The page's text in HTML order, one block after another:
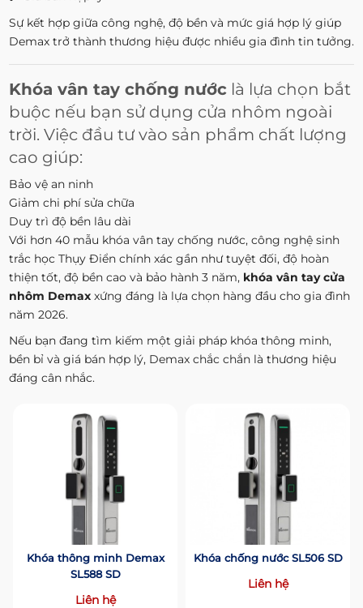
Sự kết hợp giữa công nghệ, độ bền và mức giá hợp lý giúp
Demax trở thành thương hiệu được nhiều gia đình tin tưởng.
Khóa vân tay chống nước là lựa chọn bắt
buộc nếu bạn sử dụng cửa nhôm ngoài
trời. Việc đầu tư vào sản phẩm chất lượng
cao giúp:
Bảo vệ an ninh
Giảm chi phí sửa chữa
Duy trì độ bền lâu dài
Với hơn 40 mẫu khóa vân tay chống nước, công nghệ sinh
trắc học Thụy Điển chính xác gần như tuyệt đối, độ hoàn
thiện tốt, độ bền cao và bảo hành 3 năm, khóa vân tay cửa
nhôm Demax xứng đáng là lựa chọn hàng đầu cho gia đình
năm 2026.
Nếu bạn đang tìm kiếm một giải pháp khóa thông minh,
bền bỉ và giá bán hợp lý, Demax chắc chắn là thương hiệu
đáng cân nhắc.
Khóa thông minh Demax
SL588 SD
Liên hệ
Khóa chống nước SL506 SD
Liên hệ